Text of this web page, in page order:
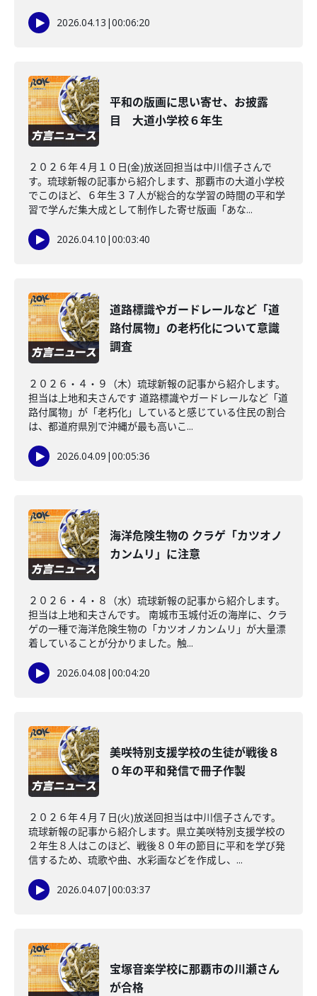
2026.04.13 |00:06:20
平和の版画に思い寄せ、お披露
目 大道小学校６年生
２０２６年４月１０日(金)放送回担当は中川信子さんで
す。琉球新報の記事から紹介します、那覇市の大道小学校
でこのほど、６年生３７人が総合的な学習の時間の平和学
習で学んだ集大成として制作した寄せ版画「あな...
2026.04.10 |00:03:40
道路標識やガードレールなど「道
路付属物」の老朽化について意識
調査
２０２６・４・９（木）琉球新報の記事から紹介します。
担当は上地和夫さんです 道路標識やガードレールなど「道
路付属物」が「老朽化」していると感じている住民の割合
は、都道府県別で沖縄が最も高いこ...
2026.04.09 |00:05:36
海洋危険生物の クラゲ「カツオノ
カンムリ」に注意
２０２６・４・８（水）琉球新報の記事から紹介します。
担当は上地和夫さんです。 南城市玉城付近の海岸に、クラ
ゲの一種で海洋危険生物の「カツオノカンムリ」が大量漂
着していることが分かりました。触...
2026.04.08 |00:04:20
美咲特別支援学校の生徒が戦後８
０年の平和発信で冊子作製
２０２６年４月７日(火)放送回担当は中川信子さんです。
琉球新報の記事から紹介します。県立美咲特別支援学校の
２年生８人はこのほど、戦後８０年の節目に平和を学び発
信するため、琉歌や曲、水彩画などを作成し、...
2026.04.07|00:03:37
宝塚音楽学校に那覇市の川瀬さん
が合格